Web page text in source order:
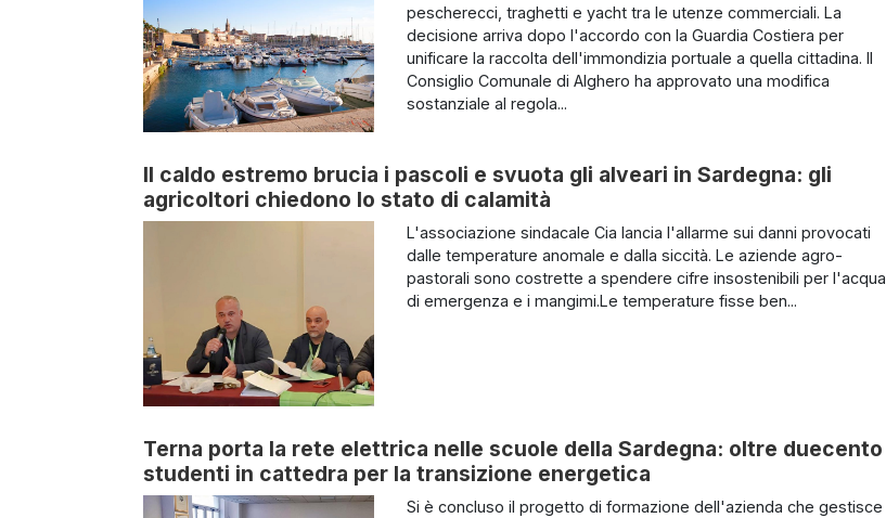
pescherecci, traghetti e yacht tra le utenze commerciali. La
decisione arriva dopo l'accordo con la Guardia Costiera per
unificare la raccolta dell'immondizia portuale a quella cittadina. Il
Consiglio Comunale di Alghero ha approvato una modifica
sostanziale al regola...
Il caldo estremo brucia i pascoli e svuota gli alveari in Sardegna: gli
agricoltori chiedono lo stato di calamità
L'associazione sindacale Cia lancia l'allarme sui danni provocati
dalle temperature anomale e dalla siccità. Le aziende agro-
pastorali sono costrette a spendere cifre insostenibili per l'acqua
di emergenza e i mangimi.Le temperature fisse ben...
Terna porta la rete elettrica nelle scuole della Sardegna: oltre duecento
studenti in cattedra per la transizione energetica
Si è concluso il progetto di formazione dell'azienda che gestisce